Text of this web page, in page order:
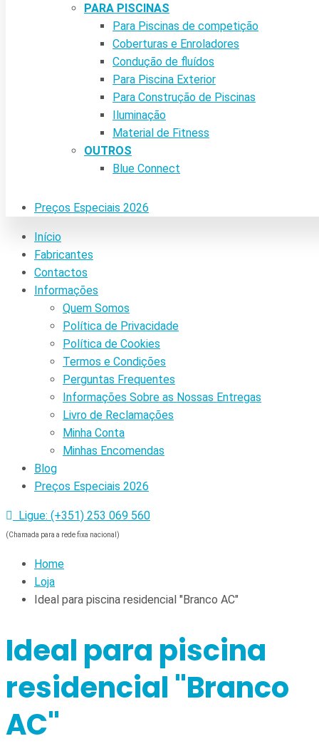
PARA PISCINAS
Para Piscinas de competição
Coberturas e Enroladores
Condução de fluídos
Para Piscina Exterior
Para Construção de Piscinas
Iluminação
Material de Fitness
OUTROS
Blue Connect
Preços Especiais 2026
Início
Fabricantes
Contactos
Informações
Quem Somos
Política de Privacidade
Política de Cookies
Termos e Condições
Perguntas Frequentes
Informações Sobre as Nossas Entregas
Livro de Reclamações
Minha Conta
Minhas Encomendas
Blog
Preços Especiais 2026
Ligue: (+351) 253 069 560
(Chamada para a rede fixa nacional)
Home
Loja
Ideal para piscina residencial "Branco AC"
Ideal para piscina
residencial "Branco
AC"